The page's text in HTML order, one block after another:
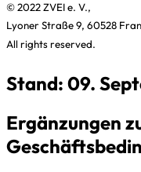
© 2022 ZVEI e. V.,
Lyoner Straße 9, 60528
All rights reserved.
Stand: 09.
Ergänzungen